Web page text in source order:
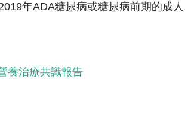
年ADA糖尿病或糖尿病前期的成人
養治療共識報告